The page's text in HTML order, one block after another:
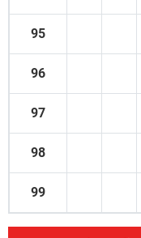
95
96
97
98
99